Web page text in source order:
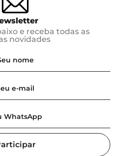
Preço
Maior Preço
Acessados
Novidades
e receba todas as
novidades